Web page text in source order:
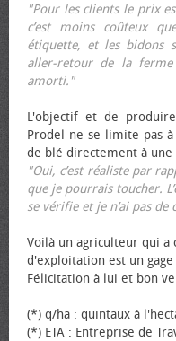
"Pour les clients le prix
c’est moins coûteux
étiquette, et les bidons
aller-retour de la
amorti."
L'objectif et de
Prodel ne se limite pas
de blé directement à
"Oui, c’est réaliste par
que je pourrais toucher.
se vérifie et je n’ai pas
Voilà un agriculteur qui a
d'exploitation est un
Félicitation à lui et bon
(*) q/ha : quintaux à
(*) ETA : Entreprise de